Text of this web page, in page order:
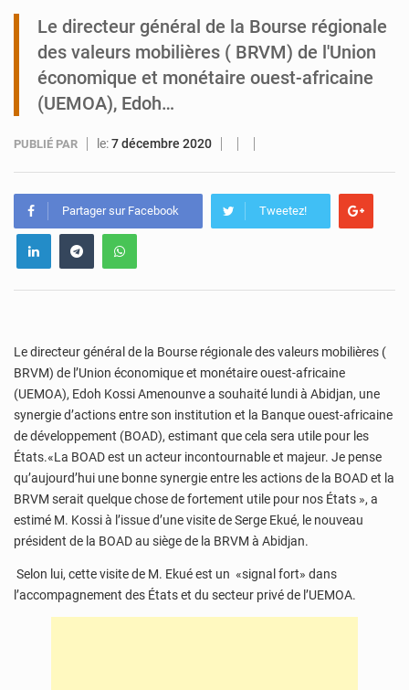
Tibiri : le dialogue, nouveau terrain de jeu pour la paix
Le directeur général de la Bourse régionale
des valeurs mobilières ( BRVM) de l'Union
économique et monétaire ouest-africaine
(UEMOA), Edoh…
PUBLIÉ PAR le:7 décembre 2020
Partager sur Facebook Tweetez!
Le directeur général de la Bourse régionale des valeurs mobilières (
BRVM) de l’Union économique et monétaire ouest-africaine
(UEMOA), Edoh Kossi Amenounve a souhaité lundi à Abidjan, une
synergie d’actions entre son institution et la Banque ouest-africaine
de développement (BOAD), estimant que cela sera utile pour les
États.«La BOAD est un acteur incontournable et majeur. Je pense
qu’aujourd’hui une bonne synergie entre les actions de la BOAD et la
BRVM serait quelque chose de fortement utile pour nos États », a
estimé M. Kossi à l’issue d’une visite de Serge Ekué, le nouveau
président de la BOAD au siège de la BRVM à Abidjan.
Selon lui, cette visite de M. Ekué est un «signal fort» dans
l’accompagnement des États et du secteur privé de l’UEMOA.